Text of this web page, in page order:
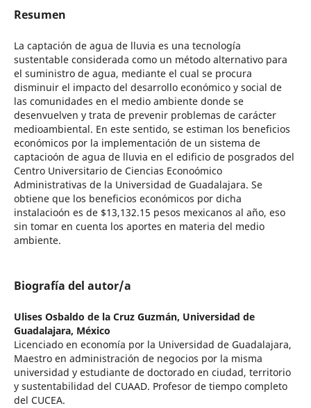
Resumen
La captación de agua de lluvia es una tecnología
sustentable considerada como un método alternativo para
el suministro de agua, mediante el cual se procura
disminuir el impacto del desarrollo económico y social de
las comunidades en el medio ambiente donde se
desenvuelven y trata de prevenir problemas de carácter
medioambiental. En este sentido, se estiman los beneficios
económicos por la implementación de un sistema de
captacioón de agua de lluvia en el edificio de posgrados del
Centro Universitario de Ciencias Econoómico
Administrativas de la Universidad de Guadalajara. Se
obtiene que los beneficios económicos por dicha
instalacioón es de $13,132.15 pesos mexicanos al año, eso
sin tomar en cuenta los aportes en materia del medio
ambiente.
Biografía del autor/a
Ulises Osbaldo de la Cruz Guzmán, Universidad de
Guadalajara, México
Licenciado en economía por la Universidad de Guadalajara,
Maestro en administración de negocios por la misma
universidad y estudiante de doctorado en ciudad, territorio
y sustentabilidad del CUAAD. Profesor de tiempo completo
del CUCEA.